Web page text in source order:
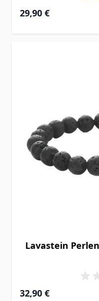
29,90 €
Lavastein
32,90 €